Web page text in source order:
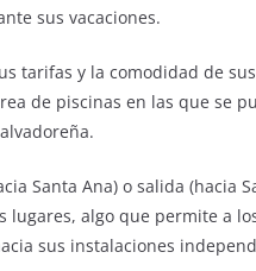
sus vacaciones.
tarifas y la comodidad de
de piscinas en las que se
Santa Ana) o salida (hacia
lugares, algo que permite a
sus instalaciones